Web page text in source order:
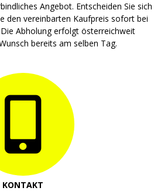
Angebot. Entscheiden Sie sich
den vereinbarten Kaufpreis sofort bei
Abholung erfolgt österreichweit
bereits am selben Tag.
KONTAKT